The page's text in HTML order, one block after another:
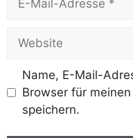
Mail-
Name, E-Mail-
Browser für
speichern.